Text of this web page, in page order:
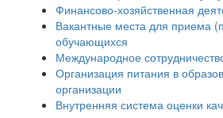
Финансово-хозяйственная
Вакантные места для приема
обучающихся
Международное
Организация питания в
организации
Внутренняя система оценки